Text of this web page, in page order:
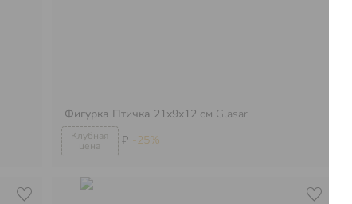
₽ -25%
Фигурка Птичка 21х9х12 см Glasar